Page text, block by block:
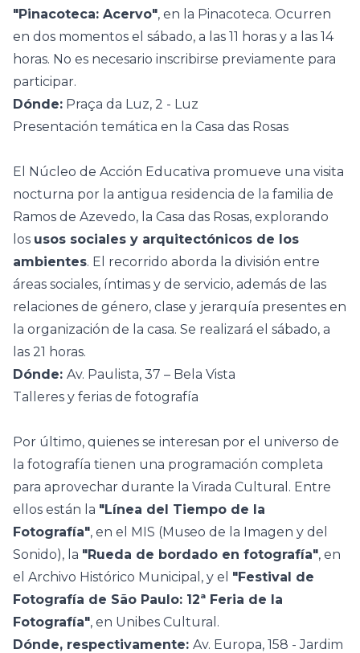
"Pinacoteca: Acervo", en la Pinacoteca. Ocurren
en dos momentos el sábado, a las 11 horas y a las 14
horas. No es necesario inscribirse previamente para
participar.
Dónde: Praça da Luz, 2 - Luz
Presentación temática en la Casa das Rosas
El Núcleo de Acción Educativa promueve una visita
nocturna por la antigua residencia de la familia de
Ramos de Azevedo, la Casa das Rosas, explorando
los usos sociales y arquitectónicos de los
ambientes. El recorrido aborda la división entre
áreas sociales, íntimas y de servicio, además de las
relaciones de género, clase y jerarquía presentes en
la organización de la casa. Se realizará el sábado, a
las 21 horas.
Dónde: Av. Paulista, 37 – Bela Vista
Talleres y ferias de fotografía
Por último, quienes se interesan por el universo de
la fotografía tienen una programación completa
para aprovechar durante la Virada Cultural. Entre
ellos están la "Línea del Tiempo de la
Fotografía", en el MIS (Museo de la Imagen y del
Sonido), la "Rueda de bordado en fotografía", en
el Archivo Histórico Municipal, y el "Festival de
Fotografía de São Paulo: 12ª Feria de la
Fotografía", en Unibes Cultural.
Dónde, respectivamente: Av. Europa, 158 - Jardim